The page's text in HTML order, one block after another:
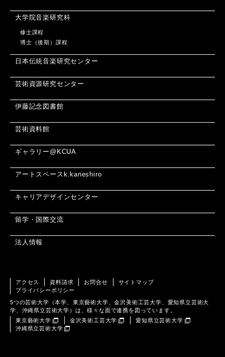
大学院音楽研究科
修士課程
博士（後期）課程
日本伝統音楽研究センター
芸術資源研究センター
伊藤記念図書館
芸術資料館
ギャラリー@KCUA
アートスペースk.kaneshiro
キャリアデザインセンター
留学・国際交流
法人情報
アクセス 資料請求 お問合せ
サイトマップ
プライバシーポリシー
5つの芸術大学（本学、東京藝術大学、金沢美術工芸大学、愛知県立芸術大
学、沖縄県立芸術大学）は、様々な面で連携を図っています。
東京藝術大学
金沢美術工芸大学
愛知県立芸術大学
沖縄県立芸術大学